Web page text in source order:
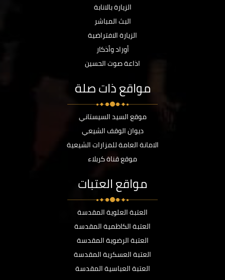
الزيارة بالانابة
البث المباشر
الزيارة الافتراضية
أوراد وأذكار
اذاعة صوت الحسين
مواقع ذات صلة
موقع السيد السيستاني
ديوان الوقف الشيعي
الامانة العامة للمزارات الشيعية
موقع قناة كربلاء
مواقع العتبات
العتبة العلوية المقدسة
العتبة الكاظمية المقدسة
العتبة الرضوية المقدسة
العتبة العسكرية المقدسة
العتبة العباسية المقدسة